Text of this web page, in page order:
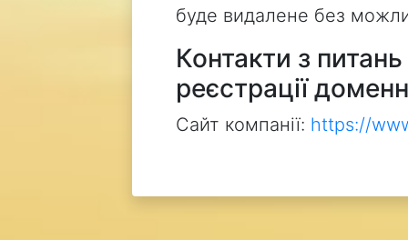
буде видалене без
Контакти з
реєстрації
Сайт компанії: https://